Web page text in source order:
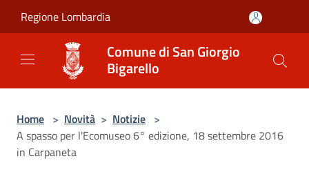
Regione Lombardia
Comune di San Giorgio
Bigarello
Home > Novità > Notizie >
A spasso per l'Ecomuseo 6° edizione, 18 settembre 2016
in Carpaneta